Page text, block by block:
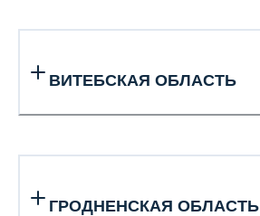
ВИТЕБСКАЯ ОБЛАСТЬ
ГРОДНЕНСКАЯ ОБЛАСТЬ